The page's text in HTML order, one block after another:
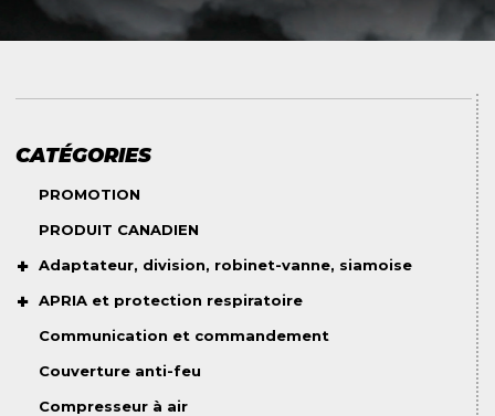
CATÉGORIES
PROMOTION
PRODUIT CANADIEN
Adaptateur, division, robinet-vanne, siamoise
APRIA et protection respiratoire
Communication et commandement
Couverture anti-feu
Compresseur à air